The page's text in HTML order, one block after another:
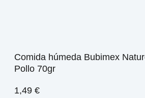
Comida húmeda Bubimex
Pollo 70gr
1,49 €